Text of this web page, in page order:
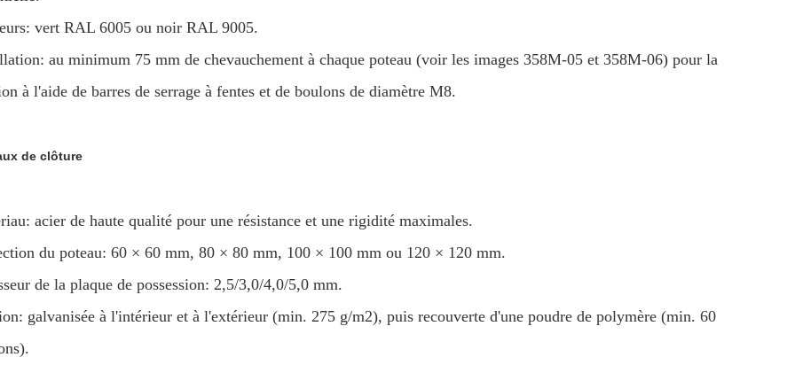
vert RAL 6005 ou noir RAL 9005.
au minimum 75 mm de chevauchement à chaque poteau (voir les images 358M-05 et 358M-06) pour la
à l'aide de barres de serrage à fentes et de boulons de diamètre M8.
de clôture
acier de haute qualité pour une résistance et une rigidité maximales.
du poteau: 60 × 60 mm, 80 × 80 mm, 100 × 100 mm ou 120 × 120 mm.
de la plaque de possession: 2,5/3,0/4,0/5,0 mm.
galvanisée à l'intérieur et à l'extérieur (min. 275 g/m2), puis recouverte d'une poudre de polymère (min. 60